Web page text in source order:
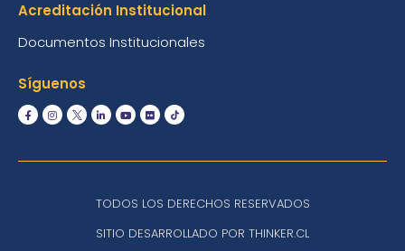
Acreditación Institucional
Documentos Institucionales
Síguenos
TODOS LOS DERECHOS RESERVADOS
SITIO DESARROLLADO POR THINKER.CL